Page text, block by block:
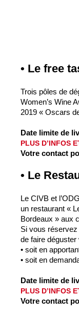
• Le free
Trois pôles de
Women’s Wine
2019 « Oscars
Date limite de
PLUS D’INFOS
Votre contact
• Le
Le CIVB et
un restaurant «
Bordeaux » aux
Si vous réservez
de faire
• soit en
• soit en
Date limite de
PLUS D’INFOS
Votre contact